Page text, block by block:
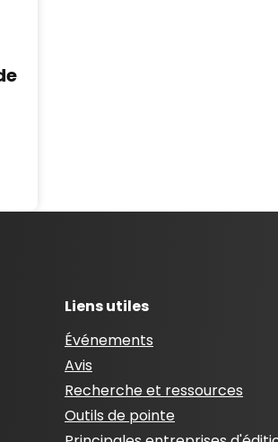
Liens utiles
Événements
Avis
Recherche et ressources
Outils de pointe